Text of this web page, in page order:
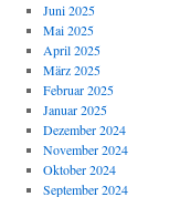
Juni 2025
Mai 2025
April 2025
März 2025
Februar 2025
Januar 2025
Dezember 2024
November 2024
Oktober 2024
September 2024